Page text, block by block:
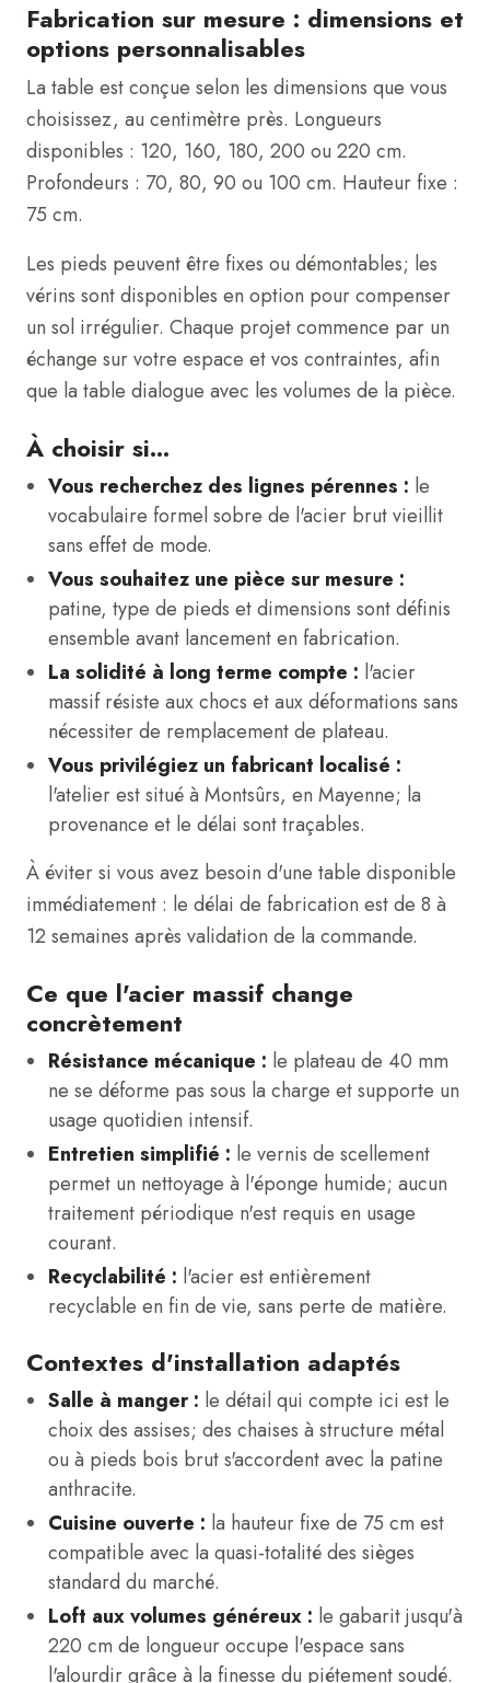
Fabrication sur mesure : dimensions et
options personnalisables
La table est conçue selon les dimensions que vous
choisissez, au centimètre près. Longueurs
disponibles : 120, 160, 180, 200 ou 220 cm.
Profondeurs : 70, 80, 90 ou 100 cm. Hauteur fixe :
75 cm.
Les pieds peuvent être fixes ou démontables; les
vérins sont disponibles en option pour compenser
un sol irrégulier. Chaque projet commence par un
échange sur votre espace et vos contraintes, afin
que la table dialogue avec les volumes de la pièce.
À choisir si...
Vous recherchez des lignes pérennes : le
vocabulaire formel sobre de l'acier brut vieillit
sans effet de mode.
Vous souhaitez une pièce sur mesure :
patine, type de pieds et dimensions sont définis
ensemble avant lancement en fabrication.
La solidité à long terme compte : l'acier
massif résiste aux chocs et aux déformations sans
nécessiter de remplacement de plateau.
Vous privilégiez un fabricant localisé :
l'atelier est situé à Montsûrs, en Mayenne; la
provenance et le délai sont traçables.
À éviter si vous avez besoin d'une table disponible
immédiatement : le délai de fabrication est de 8 à
12 semaines après validation de la commande.
Ce que l'acier massif change
concrètement
Résistance mécanique : le plateau de 40 mm
ne se déforme pas sous la charge et supporte un
usage quotidien intensif.
Entretien simplifié : le vernis de scellement
permet un nettoyage à l'éponge humide; aucun
traitement périodique n'est requis en usage
courant.
Recyclabilité : l'acier est entièrement
recyclable en fin de vie, sans perte de matière.
Contextes d'installation adaptés
Salle à manger : le détail qui compte ici est le
choix des assises; des chaises à structure métal
ou à pieds bois brut s'accordent avec la patine
anthracite.
Cuisine ouverte : la hauteur fixe de 75 cm est
compatible avec la quasi-totalité des sièges
standard du marché.
Loft aux volumes généreux : le gabarit jusqu'à
220 cm de longueur occupe l'espace sans
l'alourdir grâce à la finesse du piétement soudé.